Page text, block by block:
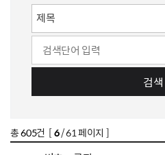
검색
총605건 [6/ 61 페이지 ]